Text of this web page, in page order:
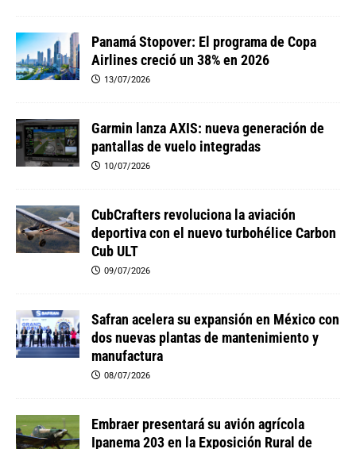
Panamá Stopover: El programa de Copa
Airlines creció un 38% en 2026
13/07/2026
Garmin lanza AXIS: nueva generación de
pantallas de vuelo integradas
10/07/2026
CubCrafters revoluciona la aviación
deportiva con el nuevo turbohélice Carbon
Cub ULT
09/07/2026
Safran acelera su expansión en México con
dos nuevas plantas de mantenimiento y
manufactura
08/07/2026
Embraer presentará su avión agrícola
Ipanema 203 en la Exposición Rural de